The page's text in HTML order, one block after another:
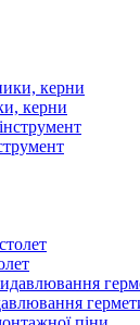
керни